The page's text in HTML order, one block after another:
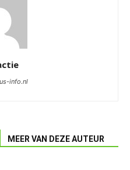
info.nl
MEER VAN DEZE AUTEUR